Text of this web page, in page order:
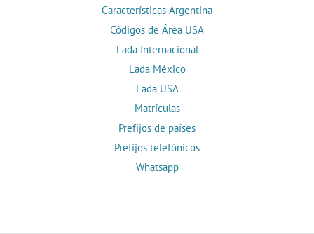
Características Argentina
Códigos de Área USA
Lada Internacional
Lada México
Lada USA
Matrículas
Prefijos de países
Prefijos telefónicos
Whatsapp